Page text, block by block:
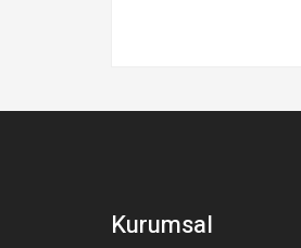
Kurumsal